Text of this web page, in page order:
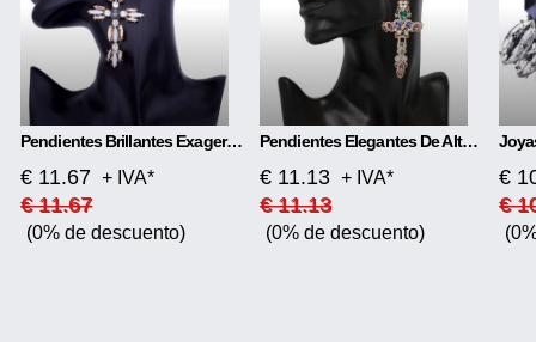
Pendientes Brillantes Exagerados En Forma De Cruz
€ 11.67 + IVA*
€ 11.67
(0% de descuento)
Pendientes Elegantes De Alta Calidad.
€ 11.13 + IVA*
€ 11.13
(0% de descuento)
€
€